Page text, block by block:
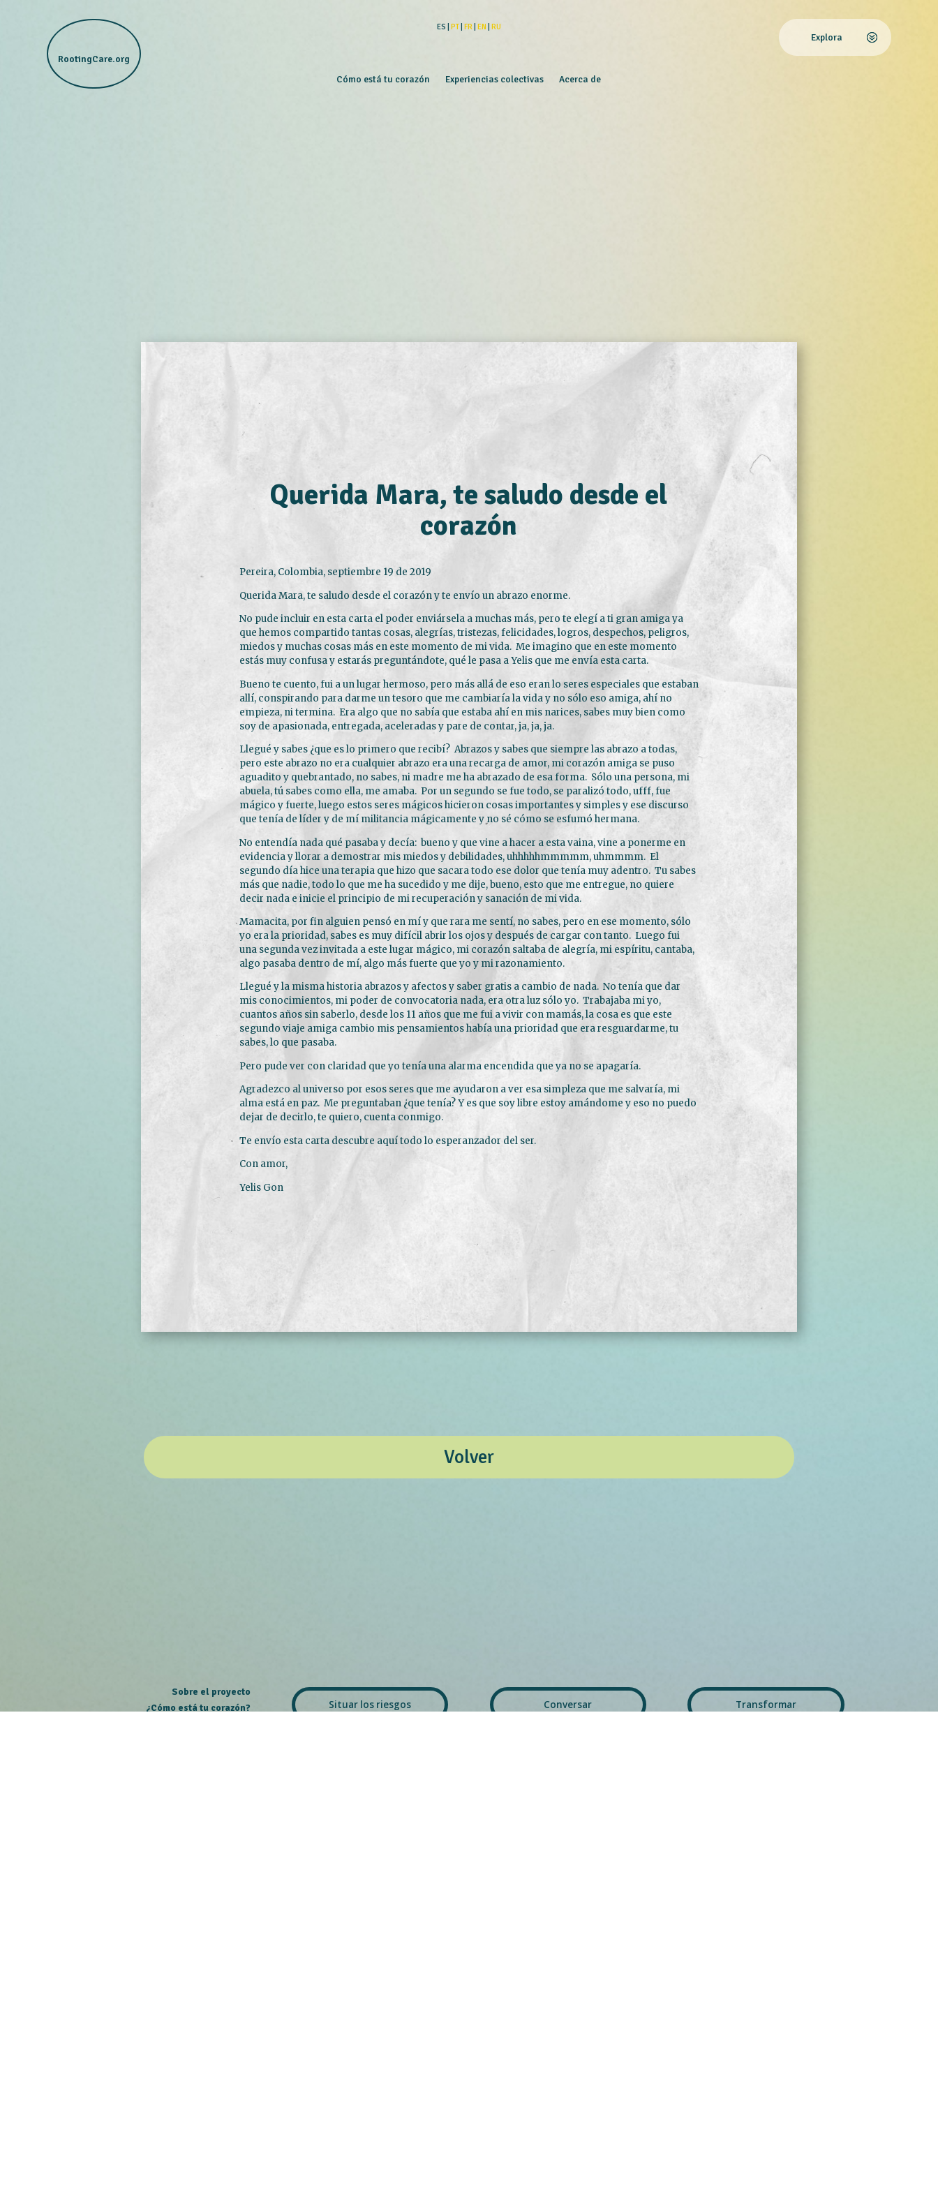
RootingCare.org
ES | PT| FR| EN RU
Cómo está tu corazón Experiencias colectivas Acerca de
Explora
Querida Mara, te saludo desde el
corazón
Pereira, Colombia, septiembre 19 de 2019
Querida Mara, te saludo desde el corazón y te envío un abrazo enorme.
No pude incluir en esta carta el poder enviársela a muchas más, pero te elegí a ti gran amiga ya
que hemos compartido tantas cosas, alegrías, tristezas, felicidades, logros, despechos, peligros,
miedos y muchas cosas más en este momento de mi vida. Me imagino que en este momento
estás muy confusa y estarás preguntándote, qué le pasa a Yelis que me envía esta carta.
Bueno te cuento, fui a un lugar hermoso, pero más allá de eso eran lo seres especiales que estaban
allí, conspirando para darme un tesoro que me cambiaría la vida y no sólo eso amiga, ahí no
empieza, ni termina. Era algo que no sabía que estaba ahí en mis narices, sabes muy bien como
soy de apasionada, entregada, aceleradas y pare de contar, ja, ja, ja.
Llegué y sabes ¿que es lo primero que recibí? Abrazos y sabes que siempre las abrazo a todas,
pero este abrazo no era cualquier abrazo era una recarga de amor, mi corazón amiga se puso
aguadito y quebrantado, no sabes, ni madre me ha abrazado de esa forma. Sólo una persona, mi
abuela, tú sabes como ella, me amaba. Por un segundo se fue todo, se paralizó todo, ufff, fue
mágico y fuerte, luego estos seres mágicos hicieron cosas importantes y simples y ese discurso
que tenía de líder y de mí militancia mágicamente y no sé cómo se esfumó hermana.
No entendía nada qué pasaba y decía: bueno y que vine a hacer a esta vaina, vine a ponerme en
evidencia y llorar a demostrar mis miedos y debilidades, uhhhhhmmmmm, uhmmmm. El
segundo día hice una terapia que hizo que sacara todo ese dolor que tenía muy adentro. Tu sabes
más que nadie, todo lo que me ha sucedido y me dije, bueno, esto que me entregue, no quiere
decir nada e inicie el principio de mi recuperación y sanación de mi vida.
Mamacita, por fin alguien pensó en mí y que rara me sentí, no sabes, pero en ese momento, sólo
yo era la prioridad, sabes es muy difícil abrir los ojos y después de cargar con tanto. Luego fui
una segunda vez invitada a este lugar mágico, mi corazón saltaba de alegría, mi espíritu, cantaba,
algo pasaba dentro de mí, algo más fuerte que yo y mi razonamiento.
Llegué y la misma historia abrazos y afectos y saber gratis a cambio de nada. No tenía que dar
mis conocimientos, mi poder de convocatoria nada, era otra luz sólo yo. Trabajaba mi yo,
cuantos años sin saberlo, desde los 11 años que me fui a vivir con mamás, la cosa es que este
segundo viaje amiga cambio mis pensamientos había una prioridad que era resguardarme, tu
sabes, lo que pasaba.
Pero pude ver con claridad que yo tenía una alarma encendida que ya no se apagaría.
Agradezco al universo por esos seres que me ayudaron a ver esa simpleza que me salvaría, mi
alma está en paz. Me preguntaban ¿que tenía? Y es que soy libre estoy amándome y eso no puedo
dejar de decirlo, te quiero, cuenta conmigo.
Te envío esta carta descubre aquí todo lo esperanzador del ser.
Con amor,
Yelis Gon
Volver
Sobre el proyecto
¿Cómo está tu corazón?
Situar los riesgos Conversar Transformar